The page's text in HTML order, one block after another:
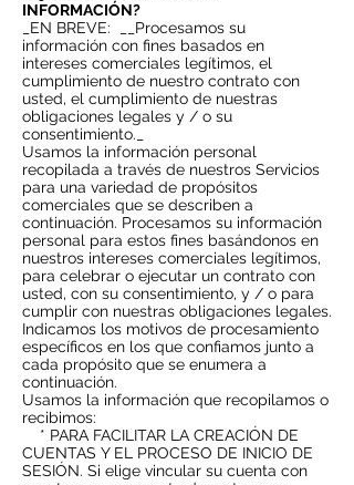
INFORMACIÓN?
_EN BREVE:
__Procesamos su
información con fines basados en
intereses comerciales legítimos, el
cumplimiento de nuestro contrato con
usted, el cumplimiento de nuestras
obligaciones legales y / o su
consentimiento._
Usamos la información personal
recopilada a través de nuestros Servicios
para una variedad de propósitos
comerciales que se describen a
continuación. Procesamos su información
personal para estos fines basándonos en
nuestros intereses comerciales legítimos,
para celebrar o ejecutar un contrato con
usted, con su consentimiento, y / o para
cumplir con nuestras obligaciones legales.
Indicamos los motivos de procesamiento
específicos en los que confiamos junto a
cada propósito que se enumera a
continuación.
Usamos la información que recopilamos o
recibimos:
* PARA FACILITAR LA CREACIÓN DE
CUENTAS Y EL PROCESO DE INICIO DE
SESIÓN. Si elige vincular su cuenta con